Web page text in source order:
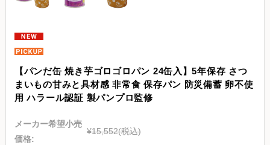
【パンだ缶 焼き芋ゴロゴロパン 24缶入】5年保存 さつ
まいもの甘みと具材感 非常食 保存パン 防災備蓄 卵不使
用 ハラール認証 製パンプロ監修
メーカー希望小売
価格:
¥15,552(税込)